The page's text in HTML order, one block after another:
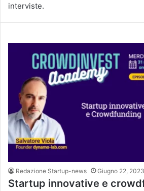
interviste.
Redazione Startup-news Giugno 22, 2023
Startup innovative e